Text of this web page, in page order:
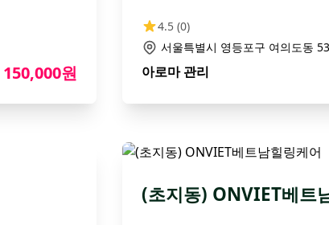
150,000원
4.5(0)
서울특별시 영등포구 여의도동 53
아로마 관리
(초지동) ONVIET베트